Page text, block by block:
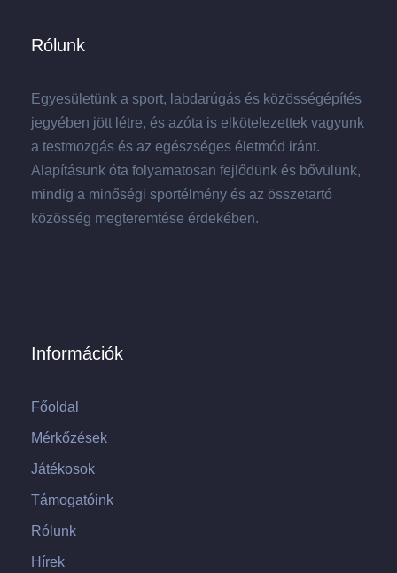
Rólunk
Egyesületünk a sport, labdarúgás és közösségépítés
jegyében jött létre, és azóta is elkötelezettek vagyunk
a testmozgás és az egészséges életmód iránt.
Alapításunk óta folyamatosan fejlődünk és bővülünk,
mindig a minőségi sportélmény és az összetartó
közösség megteremtése érdekében.
Információk
Főoldal
Mérkőzések
Játékosok
Támogatóink
Rólunk
Hírek